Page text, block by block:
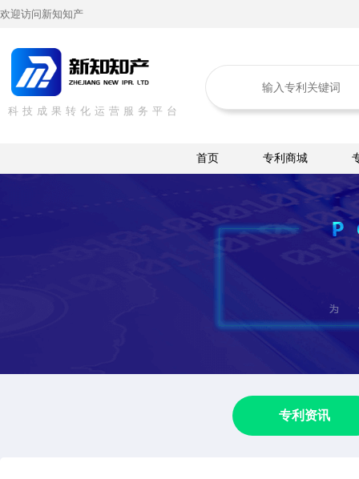
欢迎访问新知知产
科技成果转化运营服务平台
首页 专利商城
专利资讯